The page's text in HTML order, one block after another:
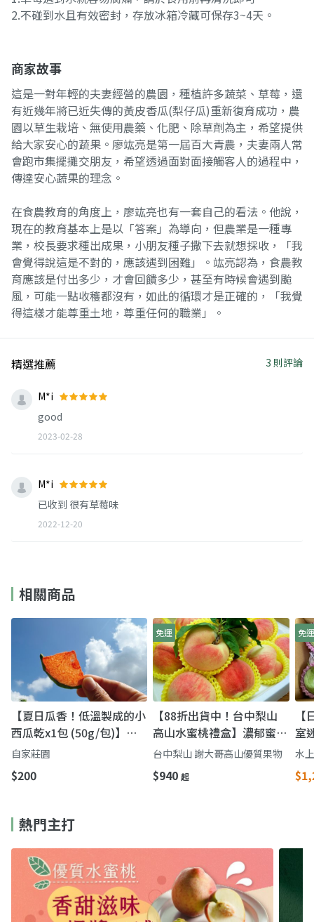
2.不碰到水且有效密封，存放冰箱冷藏可保存3~4天。
商家故事
這是一對年輕的夫妻經營的農園，種植許多蔬菜、草莓，還
有近幾年將已近失傳的黃皮香瓜(梨仔瓜)重新復育成功，農
園以草生栽培、無使用農藥、化肥、除草劑為主，希望提供
給大家安心的蔬果。廖竑亮是第一屆百大青農，夫妻兩人常
會跑市集擺攤交朋友，希望透過面對面接觸客人的過程中，
傳達安心蔬果的理念。
在食農教育的角度上，廖竑亮也有一套自己的看法。他說，
現在的教育基本上是以「答案」為導向，但農業是一種專
業，校長要求種出成果，小朋友種子撒下去就想採收，「我
會覺得說這是不對的，應該遇到困難」。竑亮認為，食農教
育應該是付出多少，才會回饋多少，甚至有時候會遇到颱
風，可能一點收穫都沒有，如此的循環才是正確的，「我覺
得這樣才能尊重土地，尊重任何的職業」。
精選推薦 3 則評論
M*i
good
2023-02-28
M*i
已收到 很有草莓味
2022-12-20
相關商品
【夏日瓜香！低溫製成的小
西瓜乾x1包 (50g/包)】果
乾低溫烘乾 原汁原味 隨身
的小點心
自家莊園
$200
免運
【88折出貨中！台中梨山
高山水蜜桃禮盒】濃郁蜜桃
香氣 鮮甜多汁一吃難忘
台中梨山 謝大哥高山優質果物
$940 起
免運
室
薄
水
熱門主打